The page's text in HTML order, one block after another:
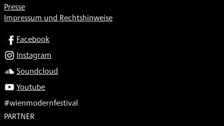
Presse
Impressum und Rechtshinweise
SOCIALFacebook
Instagram
Soundcloud
Youtube
#wienmodernfestival
PARTNER